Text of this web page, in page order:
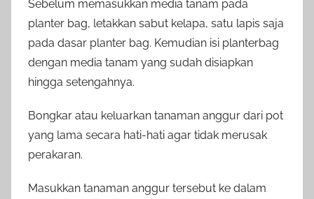
Sebelum memasukkan media tanam pada
planter bag, letakkan sabut kelapa, satu lapis saja
pada dasar planter bag. Kemudian isi planterbag
dengan media tanam yang sudah disiapkan
hingga setengahnya.
Bongkar atau keluarkan tanaman anggur dari pot
yang lama secara hati-hati agar tidak merusak
perakaran.
Masukkan tanaman anggur tersebut ke dalam